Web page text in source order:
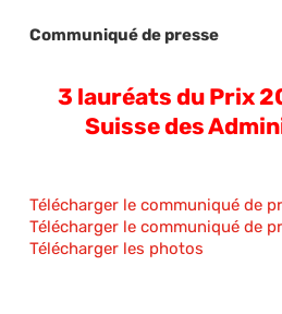
Communiqué de presse
3 lauréats du Prix
Suisse des
Télécharger le communiqué de
Télécharger le communiqué de
Télécharger les photos